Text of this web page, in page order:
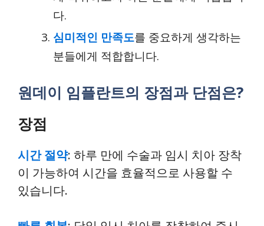
다.
심미적인 만족도를 중요하게 생각하는
분들에게 적합합니다.
원데이 임플란트의 장점과 단점은?
장점
시간 절약: 하루 만에 수술과 임시 치아 장착
이 가능하여 시간을 효율적으로 사용할 수
있습니다.